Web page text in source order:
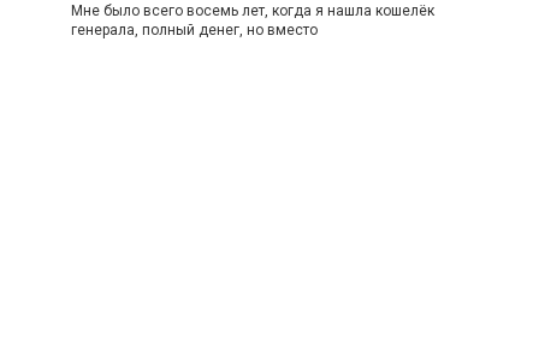
Мне было всего восемь лет, когда я нашла кошелёк
генерала, полный денег, но вместо